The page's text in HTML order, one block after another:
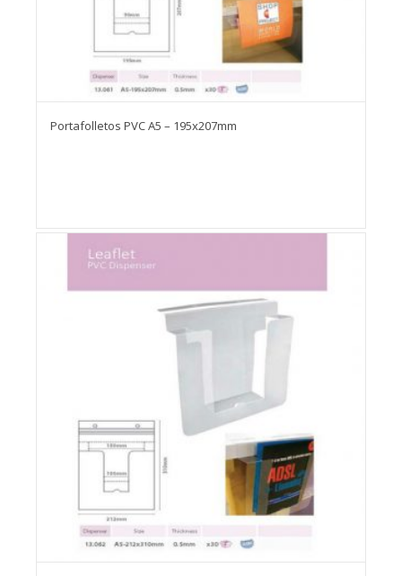
Portafolletos PVC A5 – 195x207mm